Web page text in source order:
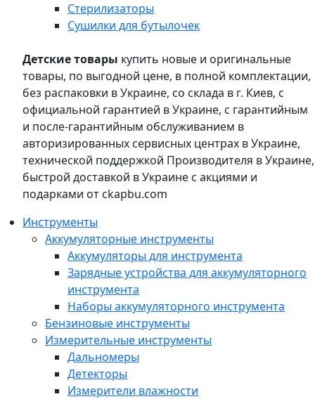
Стерилизаторы
Сушилки для бутылочек
Детские товары купить новые и оригинальные
товары, по выгодной цене, в полной комплектации,
без распаковки в Украине, со склада в г. Киев, с
официальной гарантией в Украине, с гарантийным
и после-гарантийным обслуживанием в
авторизированных сервисных центрах в Украине,
технической поддержкой Производителя в Украине,
быстрой доставкой в Украине с акциями и
подарками от ckapbu.com
Инструменты
Аккумуляторные инструменты
Аккумуляторы для инструмента
Зарядные устройства для аккумуляторного
инструмента
Наборы аккумуляторного инструмента
Бензиновые инструменты
Измерительные инструменты
Дальномеры
Детекторы
Измерители влажности